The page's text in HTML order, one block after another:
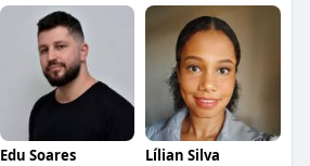
Edu Soares Lílian Silva